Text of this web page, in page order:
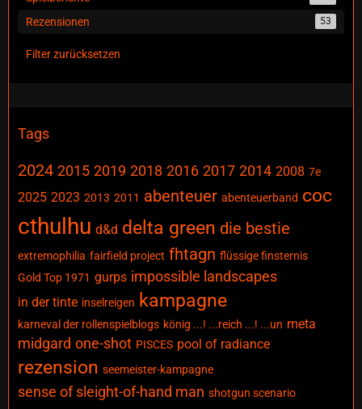
Rezensionen 53
Filter zurücksetzen
Tags
2024 2015 2019 2018 2016 2017 2014 2008 7e
2025 2023 2013 2011 abenteuer abenteuerband coc
cthulhu d&d delta green die bestie
extremophilia fairfield project fhtagn flüssige finsternis
Gold Top 1971 gurps impossible landscapes
in der tinte inselreigen kampagne
karneval der rollenspielblogs könig ...! ...reich ...! ...un meta
midgard one-shot PISCES pool of radiance
rezension seemeister-kampagne
sense of sleight-of-hand man shotgun scenario